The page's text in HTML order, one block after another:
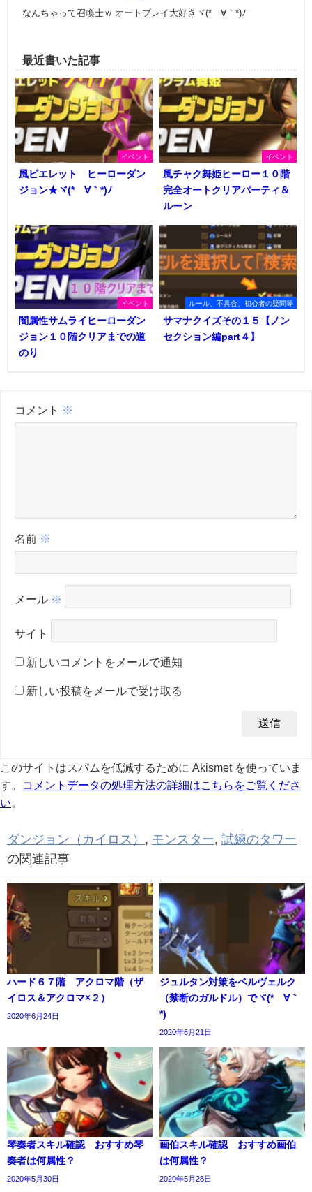
なんちゃって召喚士ｗ オートプレイ大好きヾ(*´∀｀*)ﾉ
最近書いた記事
イベント
風ピエレット ヒーローダン
ジョン★ヾ(*´∀｀*)ﾉ
イベント
風チャク舞姫ヒーロー１０階
完全オートクリアパーティ＆
ルーン
イベント
闇属性サムライヒーローダン
ジョン１０階クリアまでの道
のり
ルール、不具合、初心者の疑問等
サマナクイズその１５【ノン
セクション編part４】
コメント ※
名前 ※
メール ※
サイト
新しいコメントをメールで通知
新しい投稿をメールで受け取る
このサイトはスパムを低減するために Akismet を使っていま
す。
コメントデータの処理方法の詳細はこちらをご覧くださ
い。
ダンジョン（カイロス） , モンスター, 試練のタワー
の関連記事
ハード６７階 アクロマ階（ザ
イロス＆アクロマ×２）
2020年6月24日
ジュルタン対策をベルヴェルク
（禁断のガルドル）でヾ(*´∀｀
*)
2020年6月21日
琴奏者スキル確認 おすすめ琴
奏者は何属性？
2020年5月30日
画伯スキル確認 おすすめ画伯
は何属性？
2020年5月28日